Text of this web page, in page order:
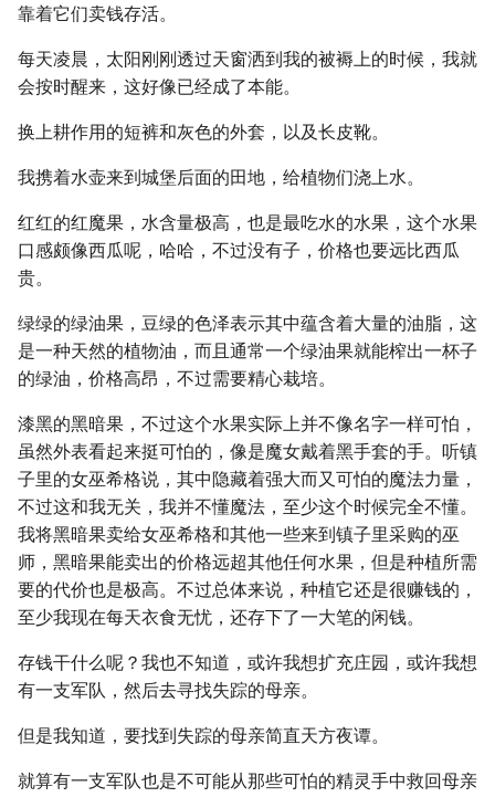
靠着它们卖钱存活。
每天凌晨，太阳刚刚透过天窗洒到我的被褥上的时候，我就
会按时醒来，这好像已经成了本能。
换上耕作用的短裤和灰色的外套，以及长皮靴。
我携着水壶来到城堡后面的田地，给植物们浇上水。
红红的红魔果，水含量极高，也是最吃水的水果，这个水果
口感颇像西瓜呢，哈哈，不过没有子，价格也要远比西瓜
贵。
绿绿的绿油果，豆绿的色泽表示其中蕴含着大量的油脂，这
是一种天然的植物油，而且通常一个绿油果就能榨出一杯子
的绿油，价格高昂，不过需要精心栽培。
漆黑的黑暗果，不过这个水果实际上并不像名字一样可怕，
虽然外表看起来挺可怕的，像是魔女戴着黑手套的手。听镇
子里的女巫希格说，其中隐藏着强大而又可怕的魔法力量，
不过这和我无关，我并不懂魔法，至少这个时候完全不懂。
我将黑暗果卖给女巫希格和其他一些来到镇子里采购的巫
师，黑暗果能卖出的价格远超其他任何水果，但是种植所需
要的代价也是极高。不过总体来说，种植它还是很赚钱的，
至少我现在每天衣食无忧，还存下了一大笔的闲钱。
存钱干什么呢？我也不知道，或许我想扩充庄园，或许我想
有一支军队，然后去寻找失踪的母亲。
但是我知道，要找到失踪的母亲简直天方夜谭。
就算有一支军队也是不可能从那些可怕的精灵手中救回母亲